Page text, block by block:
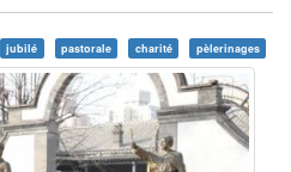
jubilé pastorale charité pèlerinages